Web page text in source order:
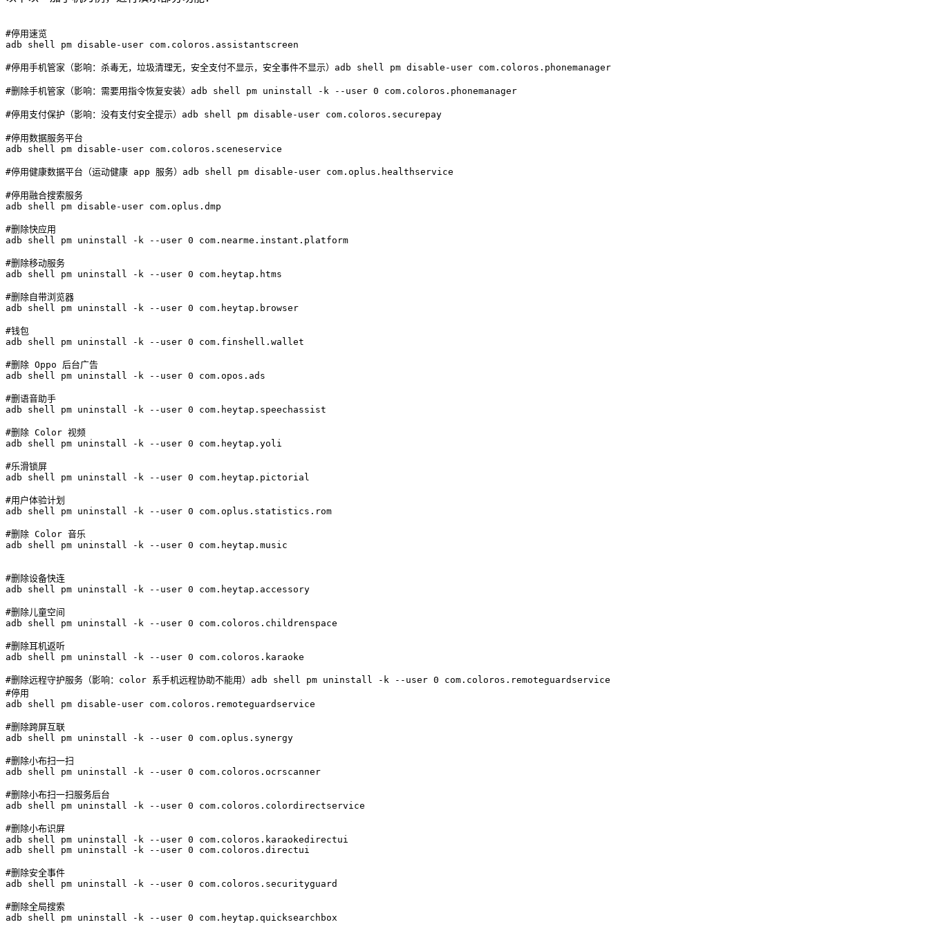
#停用速览
adb shell pm disable-user com.coloros.assistantscreen
#停用手机管家（影响：杀毒无，垃圾清理无，安全支付不显示，安全事件不显示）adb shell pm disable-user com.coloros.phonemanager
#删除手机管家（影响：需要用指令恢复安装）adb shell pm uninstall -k --user 0 com.coloros.phonemanager
#停用支付保护（影响：没有支付安全提示）adb shell pm disable-user com.coloros.securepay
#停用数据服务平台
adb shell pm disable-user com.coloros.sceneservice
#停用健康数据平台（运动健康 app 服务）adb shell pm disable-user com.oplus.healthservice
#停用融合搜索服务
adb shell pm disable-user com.oplus.dmp
#删除快应用
adb shell pm uninstall -k --user 0 com.nearme.instant.platform
#删除移动服务
adb shell pm uninstall -k --user 0 com.heytap.htms
#删除自带浏览器
adb shell pm uninstall -k --user 0 com.heytap.browser
#钱包
adb shell pm uninstall -k --user 0 com.finshell.wallet
#删除 Oppo 后台广告
adb shell pm uninstall -k --user 0 com.opos.ads
#删语音助手
adb shell pm uninstall -k --user 0 com.heytap.speechassist
#删除 Color 视频
adb shell pm uninstall -k --user 0 com.heytap.yoli
#乐滑锁屏
adb shell pm uninstall -k --user 0 com.heytap.pictorial
#用户体验计划
adb shell pm uninstall -k --user 0 com.oplus.statistics.rom
#删除 Color 音乐
adb shell pm uninstall -k --user 0 com.heytap.music
#删除设备快连
adb shell pm uninstall -k --user 0 com.heytap.accessory
#删除儿童空间
adb shell pm uninstall -k --user 0 com.coloros.childrenspace
#删除耳机返听
adb shell pm uninstall -k --user 0 com.coloros.karaoke
#删除远程守护服务（影响：color 系手机远程协助不能用）adb shell pm uninstall -k --user 0 com.coloros.remoteguardservice
#停用
adb shell pm disable-user com.coloros.remoteguardservice
#删除跨屏互联
adb shell pm uninstall -k --user 0 com.oplus.synergy
#删除小布扫一扫
adb shell pm uninstall -k --user 0 com.coloros.ocrscanner
#删除小布扫一扫服务后台
adb shell pm uninstall -k --user 0 com.coloros.colordirectservice
#删除小布识屏
adb shell pm uninstall -k --user 0 com.coloros.karaokedirectui
adb shell pm uninstall -k --user 0 com.coloros.directui
#删除安全事件
adb shell pm uninstall -k --user 0 com.coloros.securityguard
#删除全局搜索
adb shell pm uninstall -k --user 0 com.heytap.quicksearchbox